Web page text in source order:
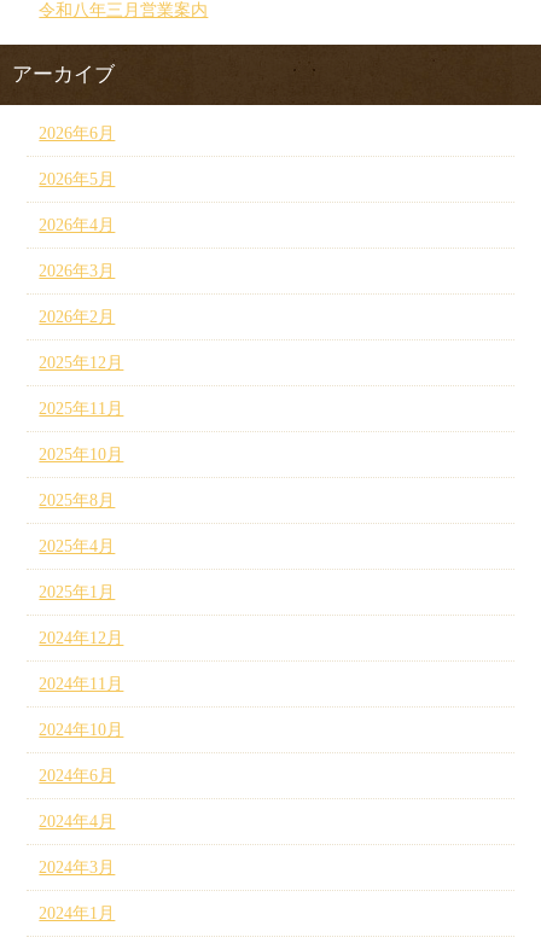
令和八年三月営業案内
アーカイブ
2026年6月
2026年5月
2026年4月
2026年3月
2026年2月
2025年12月
2025年11月
2025年10月
2025年8月
2025年4月
2025年1月
2024年12月
2024年11月
2024年10月
2024年6月
2024年4月
2024年3月
2024年1月